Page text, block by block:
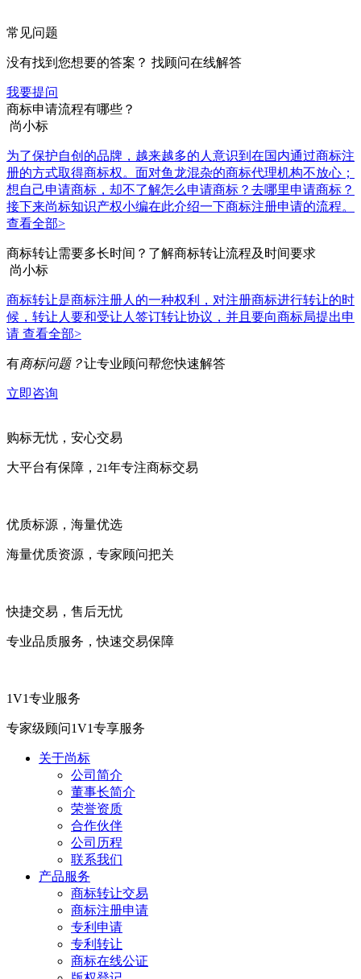
常见问题
没有找到您想要的答案？ 找顾问在线解答
我要提问
商标申请流程有哪些？
尚小标
为了保护自创的品牌，越来越多的人意识到在国内通过商标注
册的方式取得商标权。面对鱼龙混杂的商标代理机构不放心；
想自己申请商标，却不了解怎么申请商标？去哪里申请商标？
接下来尚标知识产权小编在此介绍一下商标注册申请的流程。
查看全部>
商标转让需要多长时间？了解商标转让流程及时间要求
尚小标
商标转让是商标注册人的一种权利，对注册商标进行转让的时
候，转让人要和受让人签订转让协议，并且要向商标局提出申
请 查看全部>
有商标问题？让专业顾问帮您快速解答
立即咨询
购标无忧，安心交易
大平台有保障， 21年专注商标交易
优质标源，海量优选
海量优质资源，专家顾问把关
快捷交易，售后无忧
专业品质服务，快速交易保障
1V1专业服务
专家级顾问1V1专享服务
关于尚标
公司简介
董事长简介
荣誉资质
合作伙伴
公司历程
联系我们
产品服务
商标转让交易
商标注册申请
专利申请
专利转让
商标在线公证